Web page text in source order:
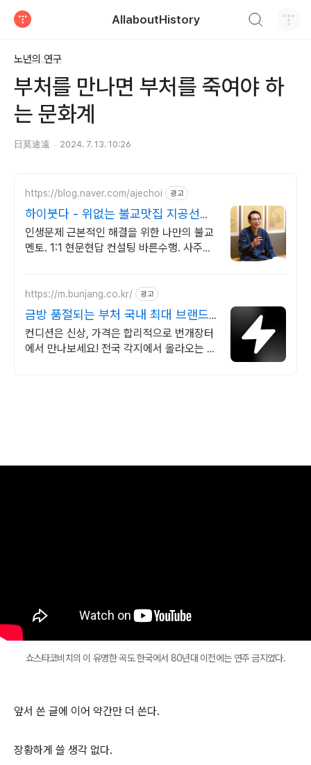
AllaboutHistory
노년의 연구
부처를 만나면 부처를 죽여야 하
는 문화계
日莫途遠 2024. 7. 13. 10:26
https://blog.naver.com/ajechoi 광고
하이붓다 - 위없는 불교맛집 지공선사
TV 유튜브 운영
인생문제 근본적인 해결을 위한 나만의 불교
멘토. 1:1 현문현답 컨설팅 바른수행. 사주알
https://m.bunjang.co.kr/ 광고
금방 품절되는 부처 국내 최대 브랜드
중고거래
컨디션은 신상, 가격은 합리적으로 번개장터
에서 만나보세요! 전국 각지에서 올라오는 전
쇼스타코비치의 이 유명한 곡도 한국에서 80년대 이전에는 연주 금지였다.
앞서 쓴 글에 이어 약간만 더 쓴다.
장황하게 쓸 생각 없다.